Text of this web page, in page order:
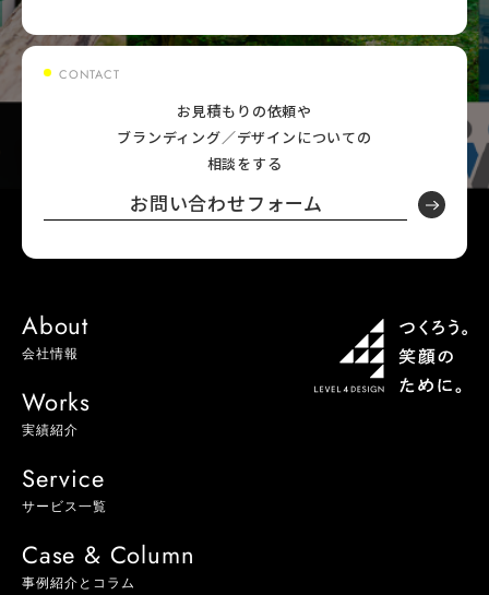
CONTACT
お見積もりの依頼や
ブランディング／デザインについての
相談をする
お問い合わせフォーム
About
会社情報
Works
実績紹介
Service
サービス一覧
Case & Column
事例紹介とコラム